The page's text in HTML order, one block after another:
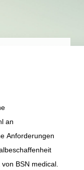
an
Anforderungen
BSN medical.